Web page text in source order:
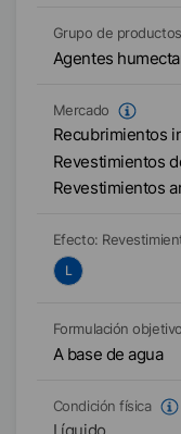
Grupo de productos
Agentes
Mercado
Recubrimientos
Revestimientos
Revestimientos
Efecto:
L
Formulación objetivo
A base de agua
Condición física